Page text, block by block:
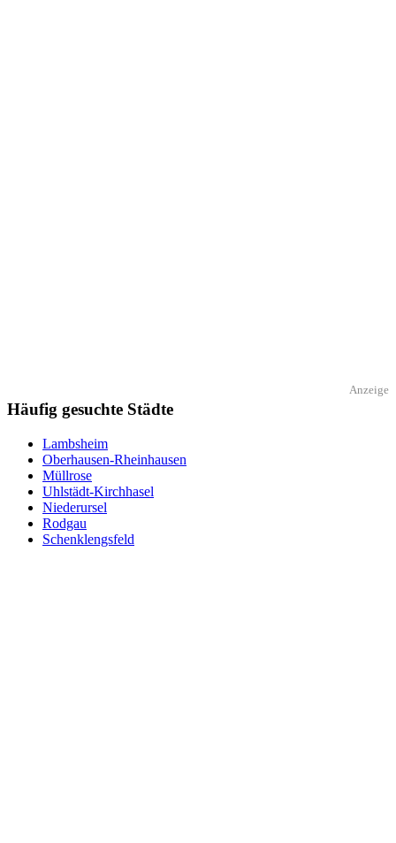
Anzeige
Häufig gesuchte Städte
Lambsheim
Oberhausen-Rheinhausen
Müllrose
Uhlstädt-Kirchhasel
Niederursel
Rodgau
Schenklengsfeld